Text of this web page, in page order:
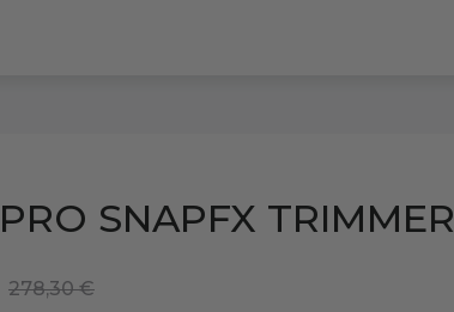
SNAPFX TRIMMER
278,30 €